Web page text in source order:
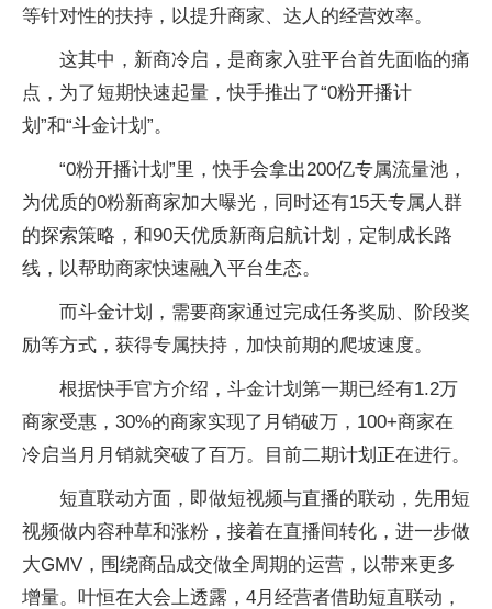
等针对性的扶持，以提升商家、达人的经营效率。
这其中，新商冷启，是商家入驻平台首先面临的痛
点，为了短期快速起量，快手推出了“0粉开播计
划”和“斗金计划”。
“0粉开播计划”里，快手会拿出200亿专属流量池，
为优质的0粉新商家加大曝光，同时还有15天专属人群
的探索策略，和90天优质新商启航计划，定制成长路
线，以帮助商家快速融入平台生态。
而斗金计划，需要商家通过完成任务奖励、阶段奖
励等方式，获得专属扶持，加快前期的爬坡速度。
根据快手官方介绍，斗金计划第一期已经有1.2万
商家受惠，30%的商家实现了月销破万，100+商家在
冷启当月月销就突破了百万。目前二期计划正在进行。
短直联动方面，即做短视频与直播的联动，先用短
视频做内容种草和涨粉，接着在直播间转化，进一步做
大GMV，围绕商品成交做全周期的运营，以带来更多
增量。叶恒在大会上透露，4月经营者借助短直联动，